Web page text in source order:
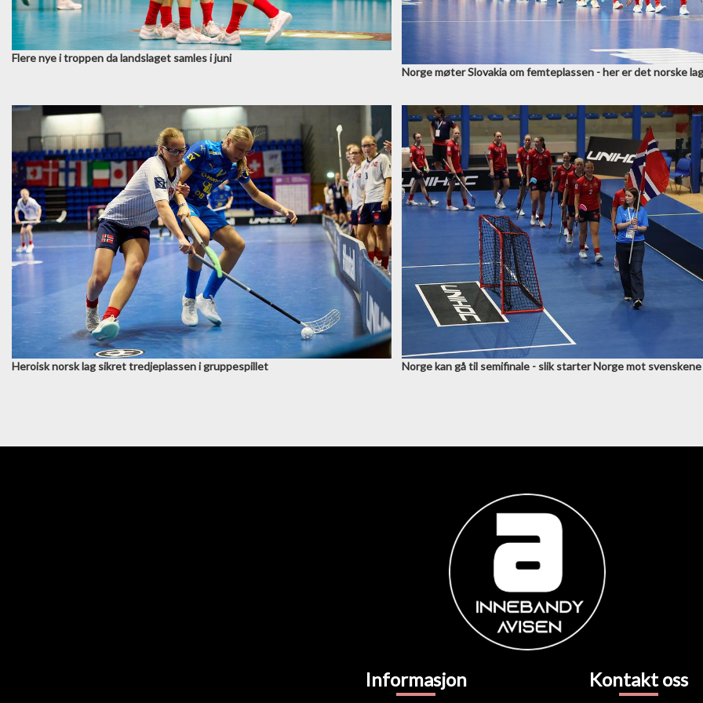
Flere nye i troppen da landslaget samles i juni
Norge møter Slovakia om femteplassen - her er det norske
Heroisk norsk lag sikret tredjeplassen i gruppespillet Norge kan gå til semifinale - slik starter Norge mot svenskene
Informasjon Kontakt oss